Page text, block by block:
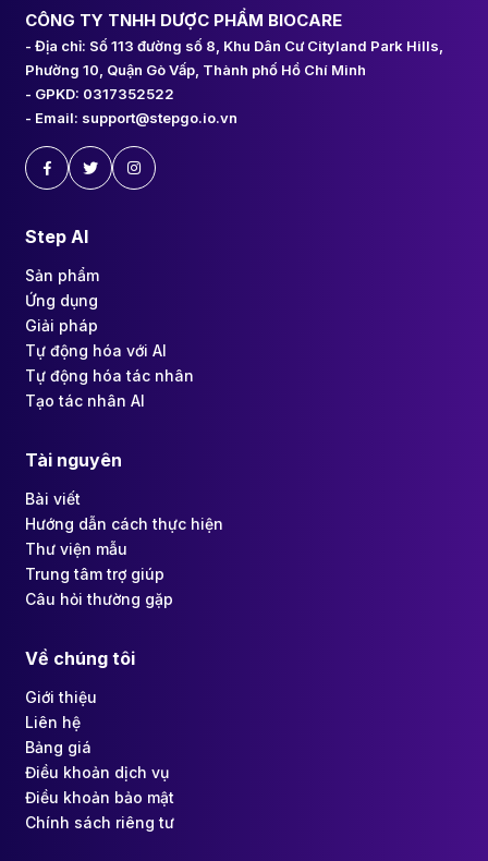
CÔNG TY TNHH DƯỢC PHẨM BIOCARE
- Địa chỉ: Số 113 đường số 8, Khu Dân Cư Cityland Park Hills,
Phường 10, Quận Gò Vấp, Thành phố Hồ Chí Minh
- GPKD: 0317352522
- Email: support@stepgo.io.vn
Step AI
Sản phẩm
Ứng dụng
Giải pháp
Tự động hóa với AI
Tự động hóa tác nhân
Tạo tác nhân AI
Tài nguyên
Bài viết
Hướng dẫn cách thực hiện
Thư viện mẫu
Trung tâm trợ giúp
Câu hỏi thường gặp
Về chúng tôi
Giới thiệu
Liên hệ
Bảng giá
Điều khoản dịch vụ
Điều khoản bảo mật
Chính sách riêng tư